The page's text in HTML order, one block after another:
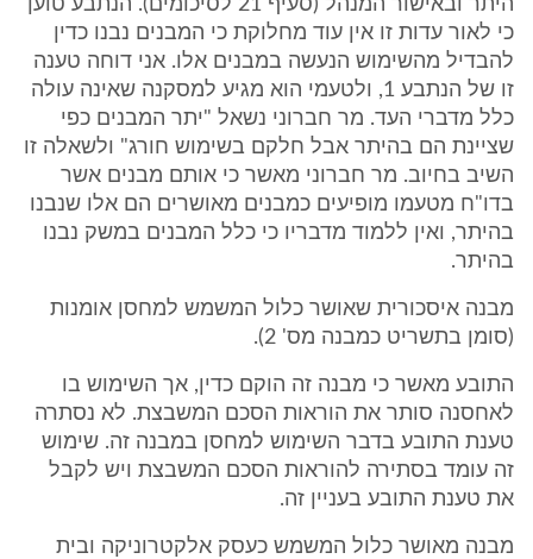
היתר ובאישור המנהל (סעיף 21 לסיכומים). הנתבע טוען
כי לאור עדות זו אין עוד מחלוקת כי המבנים נבנו כדין
להבדיל מהשימוש הנעשה במבנים אלו. אני דוחה טענה
זו של הנתבע 1, ולטעמי הוא מגיע למסקנה שאינה עולה
כלל מדברי העד. מר חברוני נשאל "יתר המבנים כפי
שציינת הם בהיתר אבל חלקם בשימוש חורג" ולשאלה זו
השיב בחיוב. מר חברוני מאשר כי אותם מבנים אשר
בדו"ח מטעמו מופיעים כמבנים מאושרים הם אלו שנבנו
בהיתר, ואין ללמוד מדבריו כי כלל המבנים במשק נבנו
בהיתר.
מבנה איסכורית שאושר כלול המשמש למחסן אומנות
(סומן בתשריט כמבנה מס' 2).
התובע מאשר כי מבנה זה הוקם כדין, אך השימוש בו
לאחסנה סותר את הוראות הסכם המשבצת. לא נסתרה
טענת התובע בדבר השימוש למחסן במבנה זה. שימוש
זה עומד בסתירה להוראות הסכם המשבצת ויש לקבל
את טענת התובע בעניין זה.
מבנה מאושר כלול המשמש כעסק אלקטרוניקה ובית